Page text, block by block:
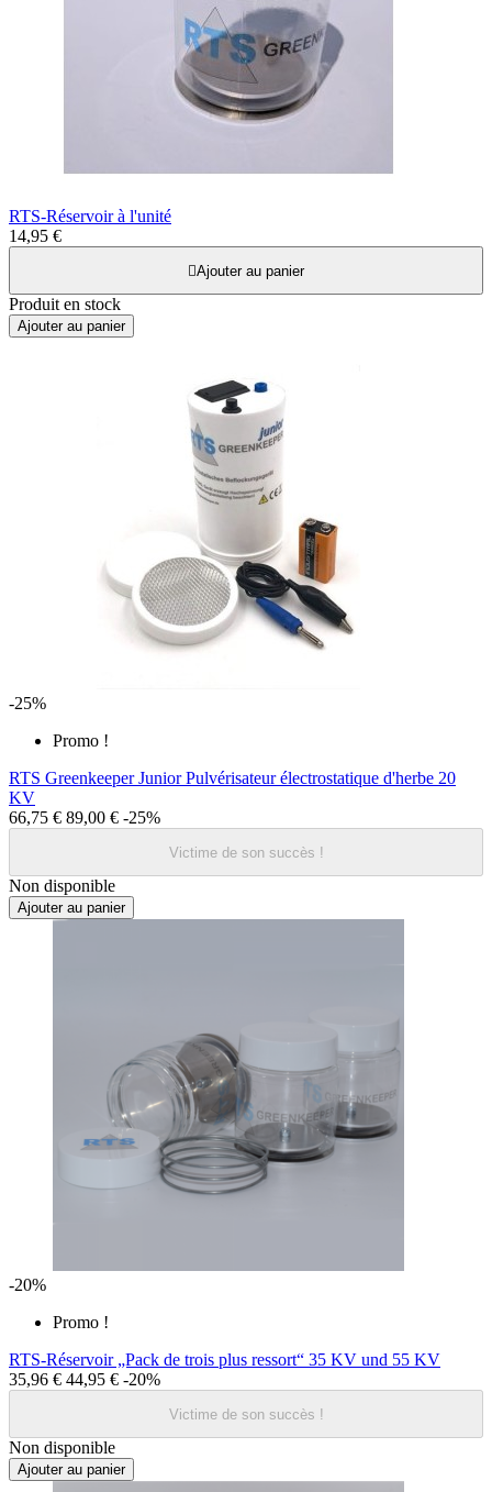
RTS-Réservoir à l'unité
14,95 €
Ajouter au panier
Produit en stock
Ajouter au panier
-25%
Promo !
RTS Greenkeeper Junior Pulvérisateur électrostatique d'herbe 20
KV
66,75 € 89,00 € -25%
Victime de son succès !
Non disponible
Ajouter au panier
-20%
Promo !
RTS-Réservoir „Pack de trois plus ressort“ 35 KV und 55 KV
35,96 € 44,95 € -20%
Victime de son succès !
Non disponible
Ajouter au panier